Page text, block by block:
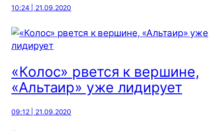
10:24 | 21.09.2020
«Колос» рвется к вершине,
«Альтаир» уже лидирует
09:12 | 21.09.2020